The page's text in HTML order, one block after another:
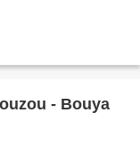
- Bouya